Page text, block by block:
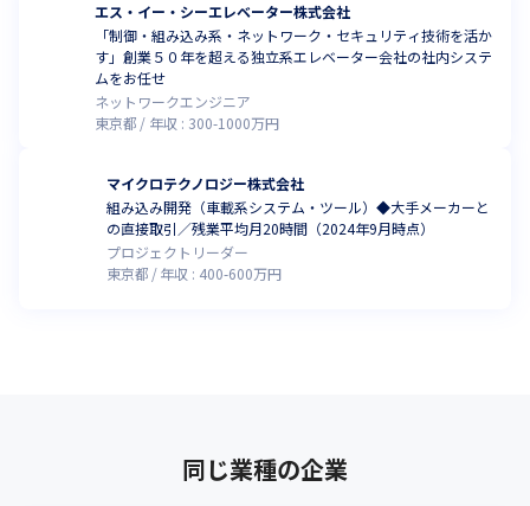
エス・イー・シーエレベーター株式会社
「制御・組み込み系・ネットワーク・セキュリティ技術を活か
す」創業５０年を超える独立系エレベーター会社の社内システ
ムをお任せ
ネットワークエンジニア
東京都
年収 : 300-1000万円
マイクロテクノロジー株式会社
組み込み開発（車載系システム・ツール）◆大手メーカーと
の直接取引／残業平均月20時間（2024年9月時点）
プロジェクトリーダー
東京都
年収 : 400-600万円
同じ業種の企業